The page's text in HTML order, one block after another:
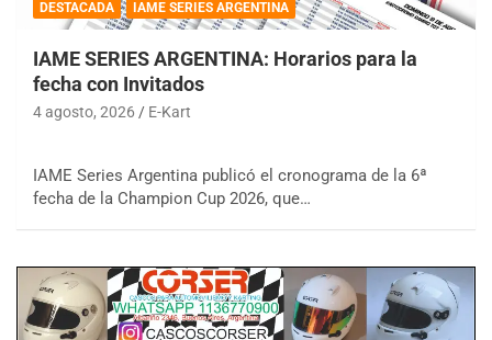
DESTACADA IAME SERIES ARGENTINA
IAME SERIES ARGENTINA: Horarios para la
fecha con Invitados
4 agosto, 2026 E-Kart
IAME Series Argentina publicó el cronograma de la 6ª
fecha de la Champion Cup 2026, que…